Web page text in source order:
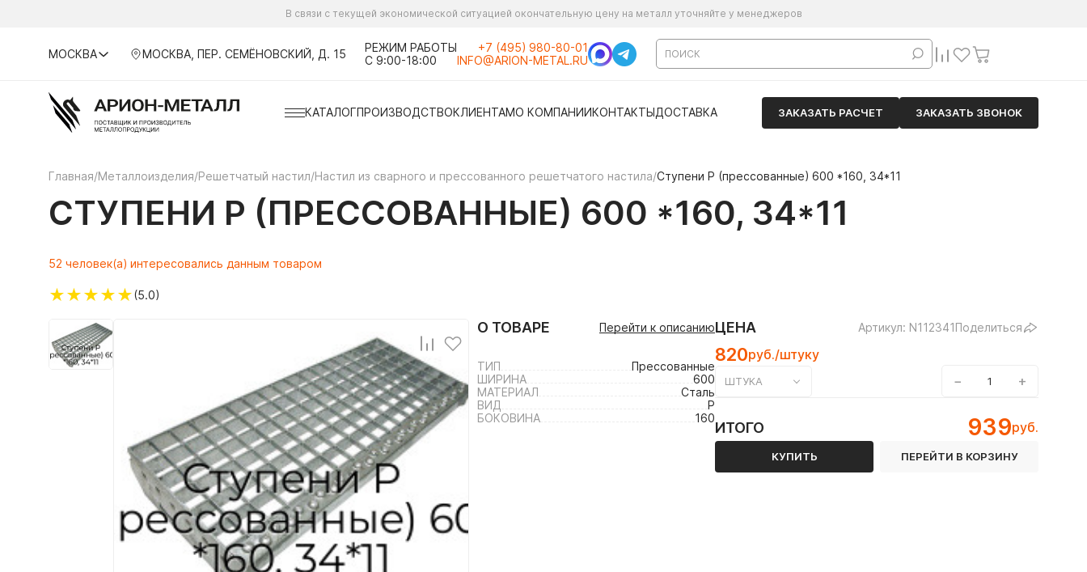
В связи с текущей экономической ситуацией окончательную цену на металл уточняйте у менеджеров
МОСКВА МОСКВА, ПЕР. СЕМЁНОВСКИЙ, Д. 15
РЕЖИМ РАБОТЫ
С 9:00-18:00
+7 (495) 980-80-01
INFO@ARION-METAL.RU
КАТАЛОГПРОИЗВОДСТВОКЛИЕНТАМО КОМПАНИИКОНТАКТЫДОСТАВКА ЗАКАЗАТЬ РАСЧЕТ ЗАКАЗАТЬ ЗВОНОК
Главная/Металлоизделия/Решетчатый настил/Настил из сварного и прессованного решетчатого настила/Ступени P (прессованные) 600 *160, 34*11
СТУПЕНИ P (ПРЕССОВАННЫЕ) 600 *160, 34*11
52 человек(а) интересовались данным товаром
★★★★★(5.0)
О ТОВАРЕ Перейти к описанию
ТИП
Прессованные
ШИРИНА
600
МАТЕРИАЛ
Сталь
ВИД
P
БОКОВИНА
160
ЦЕНА Артикул: N112341Поделиться
820руб./штуку
ШТУКА − +
ИТОГО 939руб.
КУПИТЬ ПЕРЕЙТИ В КОРЗИНУ